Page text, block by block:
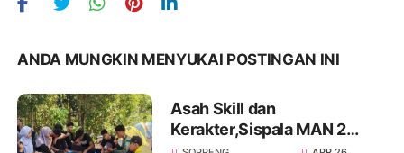
ANDA MUNGKIN MENYUKAI POSTINGAN INI
Asah Skill dan
Kerakter,Sispala MAN 2